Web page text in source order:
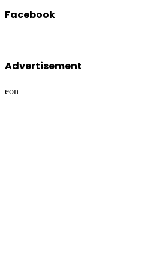
Facebook
Advertisement
eon